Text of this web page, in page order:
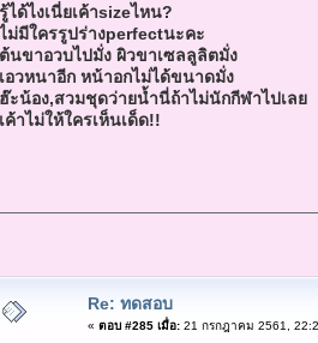
รู้ได้ไงเนี่ยเค้าsizeไหน?
ไม่มีใครรูปร่างperfectนะคะ
ต้นขาอวบไปมั่ง ผิวขาเซลลูลิตมั่ง
เอวหนาอีก หน้าอกไม่ได้ขนาดมั่ง
ฮ๊ะน้อง,สวมชุดว่ายน้ำนี่ถ้าไม่นักกีฬาไปเลย
เค้าไม่ให้ใครเห็นเด็ด!!
Re: ทดสอบ
« ตอบ #285 เมื่อ:21 กรกฎาคม 2561,